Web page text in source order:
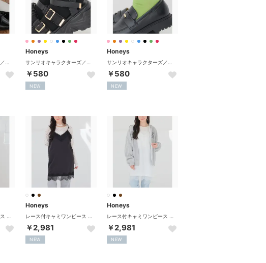
Honeys
￥580
NEW
Honeys
￥580
NEW
Honeys
￥2,981
NEW
Honeys
￥2,981
NEW